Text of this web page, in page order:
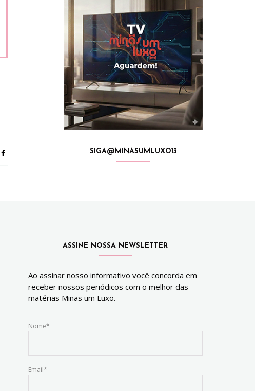
SIGA@MINASUMLUXO13
ASSINE NOSSA NEWSLETTER
Ao assinar nosso informativo você concorda em
receber nossos periódicos com o melhor das
matérias Minas um Luxo.
Nome*
Email*